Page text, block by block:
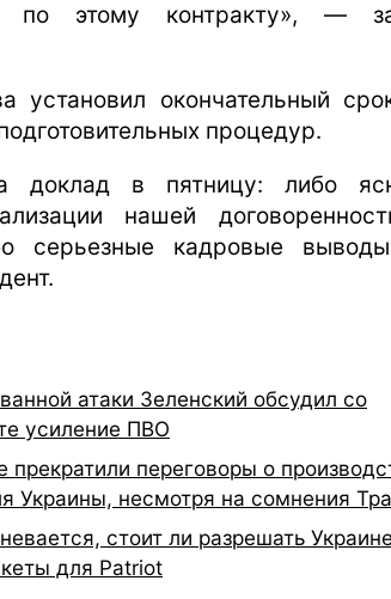
по этому контракту», —
установил окончательный
процедур.
доклад в пятницу: либо
нашей
серьезные кадровые
атаки Зеленский обсудил со
усиление ПВО
переговоры о
Украины, несмотря на сомнения
стоит ли разрешать Украине
для Patriot